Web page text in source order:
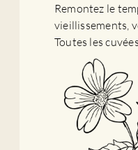
Remontez le
vieillissements,
Toutes les